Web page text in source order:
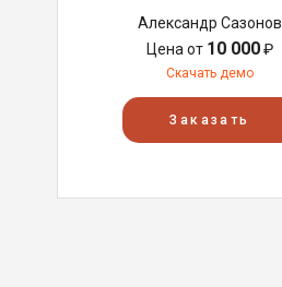
Александр Сазонов
Цена от 10 000₽
Скачать демо
Заказать